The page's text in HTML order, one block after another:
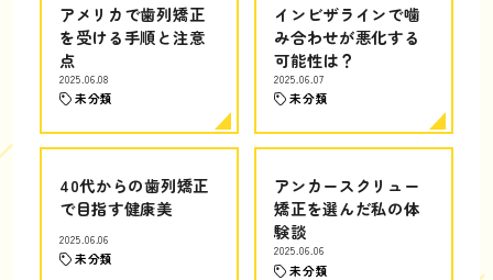
アメリカで歯列矯正
を受ける手順と注意
点
2025.06.08
未分類
インビザラインで噛
み合わせが悪化する
可能性は？
2025.06.07
未分類
40代からの歯列矯正
で目指す健康美
2025.06.06
未分類
アンカースクリュー
矯正を選んだ私の体
験談
2025.06.06
未分類